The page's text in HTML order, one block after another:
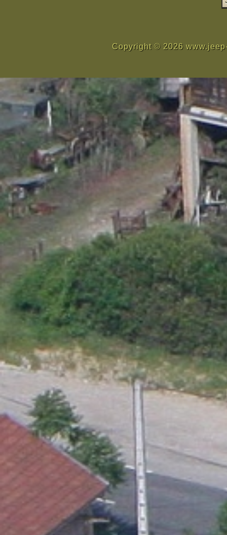
Copyright © 2026